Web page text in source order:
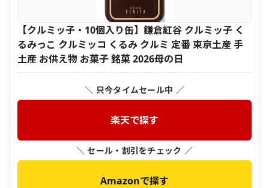
【クルミッ子・10個入り缶】鎌倉紅谷 クルミッ子 く
るみっこ クルミッコ くるみ クルミ 定番 東京土産 手
土産 お供え物 お菓子 銘菓 2026母の日
＼ 只今タイムセール中 ／
楽天で探す
＼ セール・割引をチェック ／
Amazonで探す